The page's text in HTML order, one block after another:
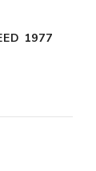
1977